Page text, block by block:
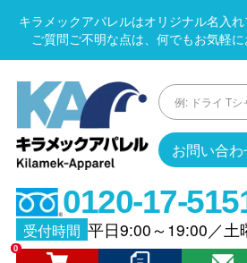
キラメックアパレルはオリジナル名入れ
ご質問ご不明な点は、何でもお気軽
お問い合
0120-17-
受付時間 平日9:00～19:00／土
0